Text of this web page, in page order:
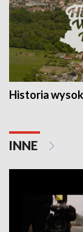
Historia
INNE